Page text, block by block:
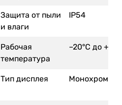
Защита от пыли
и влаги
IP54
Рабочая
температура
–20°C до +
Тип дисплея